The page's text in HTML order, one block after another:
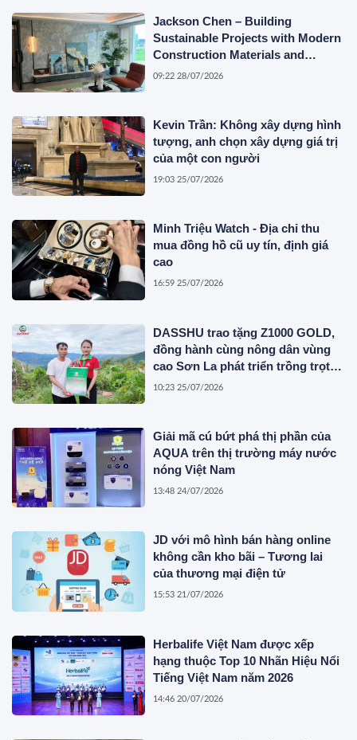
Jackson Chen – Building
Sustainable Projects with Modern
Construction Materials and
Innovative Container Solutions
09:22 28/07/2026
Kevin Trần: Không xây dựng hình
tượng, anh chọn xây dựng giá trị
của một con người
19:03 25/07/2026
Minh Triệu Watch - Địa chỉ thu
mua đồng hồ cũ uy tín, định giá
cao
16:59 25/07/2026
DASSHU trao tặng Z1000 GOLD,
đồng hành cùng nông dân vùng
cao Sơn La phát triển trồng trọt
bền vững
10:23 25/07/2026
Giải mã cú bứt phá thị phần của
AQUA trên thị trường máy nước
nóng Việt Nam
13:48 24/07/2026
JD với mô hình bán hàng online
không cần kho bãi – Tương lai
của thương mại điện tử
15:53 21/07/2026
Herbalife Việt Nam được xếp
hạng thuộc Top 10 Nhãn Hiệu Nổi
Tiếng Việt Nam năm 2026
14:46 20/07/2026